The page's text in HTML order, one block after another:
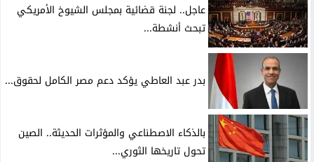
عاجل.. لجنة قضائية بمجلس الشيوخ الأمريكي
تبحث أنشطة...
بدر عبد العاطي يؤكد دعم مصر الكامل لحقوق...
بالذكاء الاصطناعي والمؤثرات الحديثة.. الصين
تحول تاريخها الثوري...